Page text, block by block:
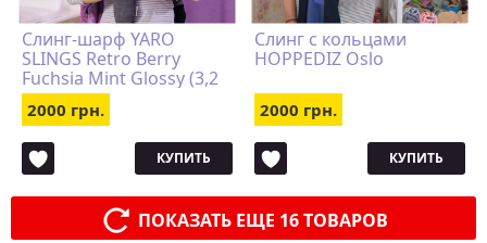
Слинг-шарф YARO
SLINGS Retro Berry
Fuchsia Mint Glossy (3,2
м)
2000 грн.
КУПИТЬ
Слинг с кольцами
HOPPEDIZ Oslo
2000 грн.
КУПИТЬ
ПОКАЗАТЬ ЕЩЕ 16 ТОВАРОВ